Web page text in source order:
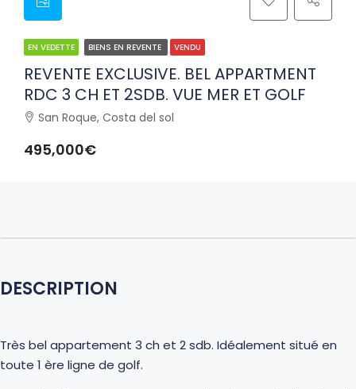
EN VEDETTE BIENS EN REVENTE VENDU
REVENTE EXCLUSIVE. BEL APPARTMENT
RDC 3 CH ET 2SDB. VUE MER ET GOLF
San Roque, Costa del sol
495,000€
DESCRIPTION
Très bel appartement 3 ch et 2 sdb. Idéalement situé en
toute 1 ère ligne de golf.